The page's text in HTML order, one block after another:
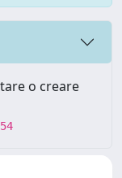
o creare